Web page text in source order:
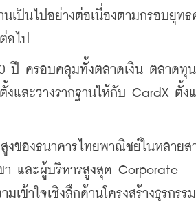
เป็นไปอย่างต่อเนื่องตามกรอบยุทธ
อไป
ปี ครอบคลุมทั้งตลาดเงิน ตลาดทุ
และวางรากฐานให้กับ CardX ตั้ง
องธนาคารไทยพาณิชย์ในหลายส
และผู้บริหารสูงสุด Corporate
ข้าใจเชิงลึกด้านโครงสร้างธุรกรร